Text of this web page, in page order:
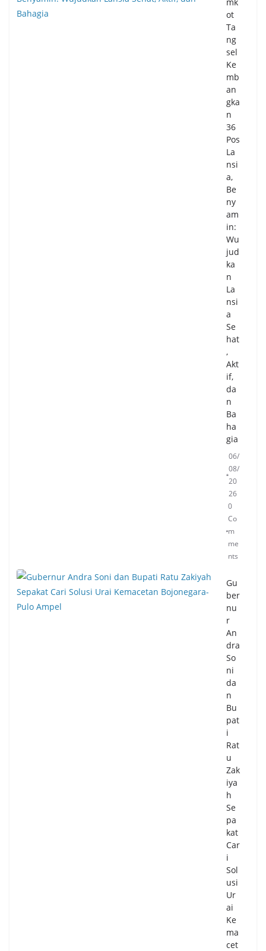
ot
Ta
ng
sel
Ke
mb
an
gka
n
36
Pos
La
nsi
a,
Be
ny
am
in:
Wu
jud
ka
n
La
nsi
a
Se
hat
,
Akt
if,
da
n
Ba
ha
gia
06/
08/
20
26
0
Co
m
me
nts
Gu
ber
nu
r
An
dra
So
ni
da
n
Bu
pat
i
Rat
u
Zak
iya
h
Se
pa
kat
Car
i
Sol
usi
Ur
ai
Ke
ma
cet